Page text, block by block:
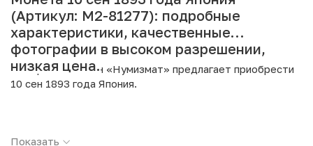
(Артикул: M2-81277): подробные
характеристики, качественные
фотографии в высоком разрешении,
низкая цена.
Интернет магазин «Нумизмат» предлагает приобрести
10 сен 1893 года Япония.
Страна: Япония
Показать